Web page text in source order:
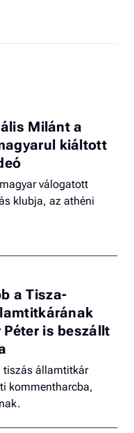
Milánt a
kiáltott
válogatott
klubja, az athéni
a Tisza-
is beszállt
tiszás államtitkár
kommentharcba,